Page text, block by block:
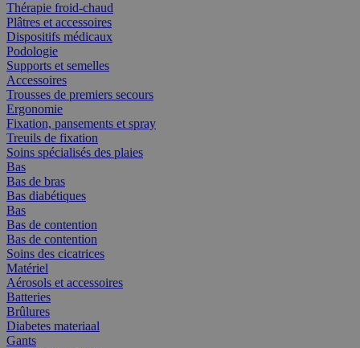
Thérapie froid-chaud
Plâtres et accessoires
Dispositifs médicaux
Podologie
Supports et semelles
Accessoires
Trousses de premiers secours
Ergonomie
Fixation, pansements et spray
Treuils de fixation
Soins spécialisés des plaies
Bas
Bas de bras
Bas diabétiques
Bas
Bas de contention
Bas de contention
Soins des cicatrices
Matériel
Aérosols et accessoires
Batteries
Brûlures
Diabetes materiaal
Gants